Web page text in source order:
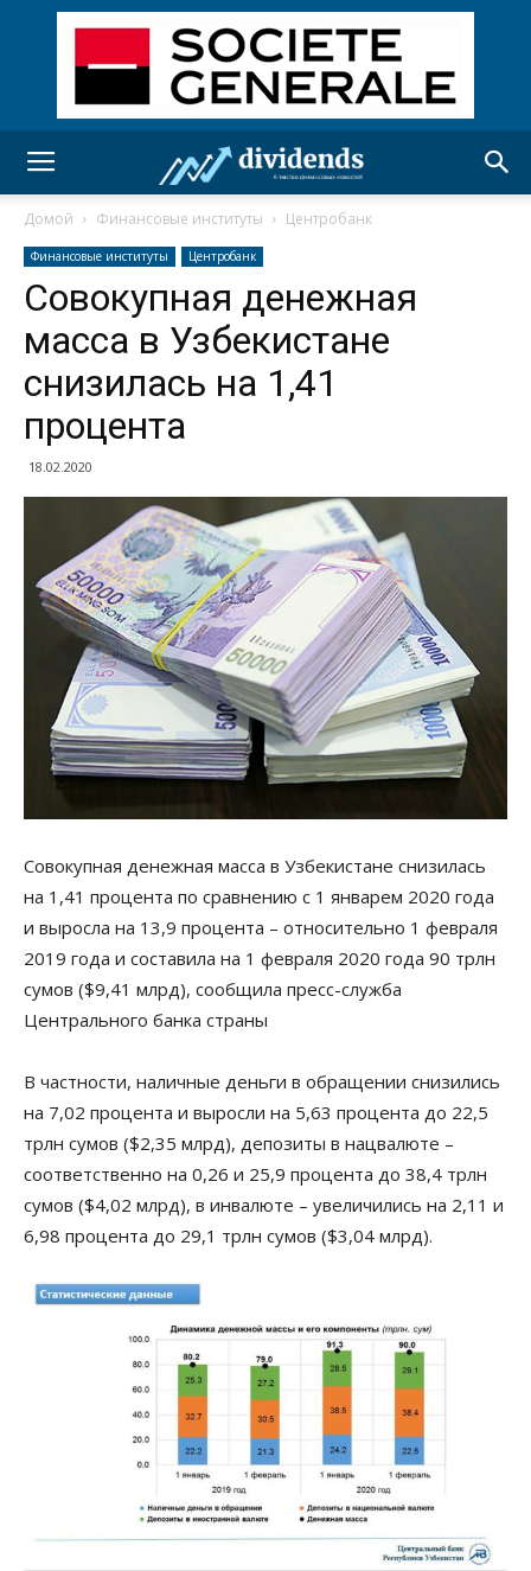
Домой Финансовые институты Центробанк
Финансовые институты Центробанк
Совокупная денежная
масса в Узбекистане
снизилась на 1,41
процента
18.02.2020
Совокупная денежная масса в Узбекистане снизилась
на 1,41 процента по сравнению с 1 январем 2020 года
и выросла на 13,9 процента – относительно 1 февраля
2019 года и составила на 1 февраля 2020 года 90 трлн
сумов ($9,41 млрд), сообщила пресс-служба
Центрального банка страны
В частности, наличные деньги в обращении снизились
на 7,02 процента и выросли на 5,63 процента до 22,5
трлн сумов ($2,35 млрд), депозиты в нацвалюте –
соответственно на 0,26 и 25,9 процента до 38,4 трлн
сумов ($4,02 млрд), в инвалюте – увеличились на 2,11 и
6,98 процента до 29,1 трлн сумов ($3,04 млрд).